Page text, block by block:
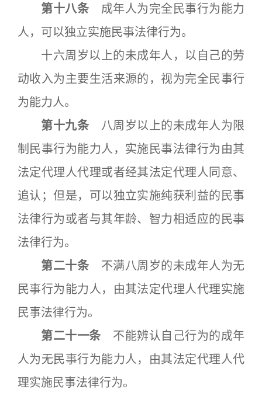
第十八条 成年人为完全民事行为能力
人，可以独立实施民事法律行为。
十六周岁以上的未成年人，以自己的劳
动收入为主要生活来源的，视为完全民事行
为能力人。
第十九条 八周岁以上的未成年人为限
制民事行为能力人，实施民事法律行为由其
法定代理人代理或者经其法定代理人同意、
追认；但是，可以独立实施纯获利益的民事
法律行为或者与其年龄、智力相适应的民事
法律行为。
第二十条 不满八周岁的未成年人为无
民事行为能力人，由其法定代理人代理实施
民事法律行为。
第二十一条 不能辨认自己行为的成年
人为无民事行为能力人，由其法定代理人代
理实施民事法律行为。